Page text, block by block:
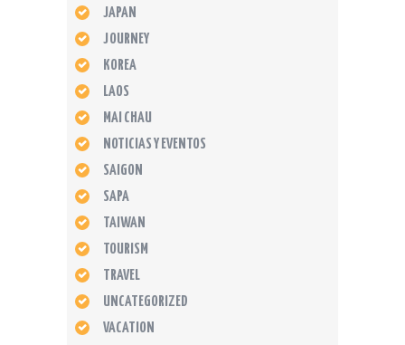
JAPAN
JOURNEY
KOREA
LAOS
MAI CHAU
NOTICIAS Y EVENTOS
SAIGON
SAPA
TAIWAN
TOURISM
TRAVEL
UNCATEGORIZED
VACATION